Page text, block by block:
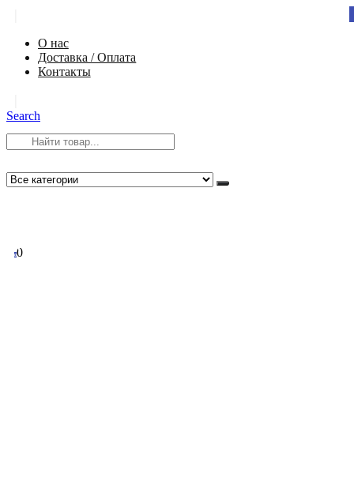
О нас
Доставка / Оплата
Контакты
Search
00